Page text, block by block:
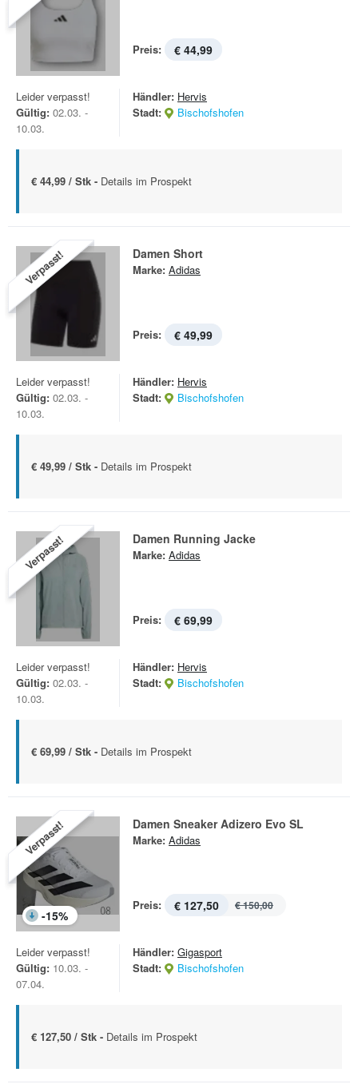
Preis: € 44,99
Leider verpasst!
Gültig: 02.03. -
10.03.
Händler: Hervis
Stadt:
Bischofshofen
€ 44,99 / Stk - Details im Prospekt
Verpasst! Damen Short
Marke: Adidas
Preis: € 49,99
Leider verpasst!
Gültig: 02.03. -
10.03.
Händler: Hervis
Stadt:
Bischofshofen
€ 49,99 / Stk - Details im Prospekt
Verpasst! Damen Running Jacke
Marke: Adidas
Preis: € 69,99
Leider verpasst!
Gültig: 02.03. -
10.03.
Händler: Hervis
Stadt:
Bischofshofen
€ 69,99 / Stk - Details im Prospekt
Verpasst!
-15%
Damen Sneaker Adizero Evo SL
Marke: Adidas
Preis: € 127,50 € 150,00
Leider verpasst!
Gültig: 10.03. -
07.04.
Händler: Gigasport
Stadt:
Bischofshofen
€ 127,50 / Stk - Details im Prospekt